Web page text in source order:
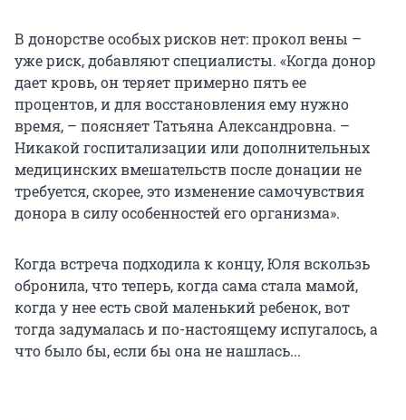
В донорстве особых рисков нет: прокол вены –
уже риск, добавляют специалисты. «Когда донор
дает кровь, он теряет примерно пять ее
процентов, и для восстановления ему нужно
время, – поясняет Татьяна Александровна. –
Никакой госпитализации или дополнительных
медицинских вмешательств после донации не
требуется, скорее, это изменение самочувствия
донора в силу особенностей его организма».
Когда встреча подходила к концу, Юля вскользь
обронила, что теперь, когда сама стала мамой,
когда у нее есть свой маленький ребенок, вот
тогда задумалась и по-настоящему испугалось, а
что было бы, если бы она не нашлась...